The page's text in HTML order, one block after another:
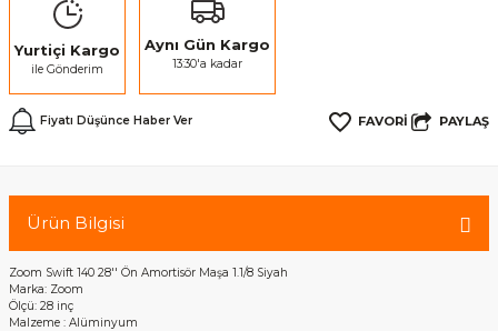
Yurtiçi Kargo
ile Gönderim
Aynı Gün Kargo
13:30'a kadar
Fiyatı Düşünce Haber Ver PAYLAŞ
Ürün Bilgisi
Zoom Swift 140 28'' Ön Amortisör Maşa 1.1/8 Siyah
Marka: Zoom
Ölçü: 28 inç
Malzeme : Alüminyum